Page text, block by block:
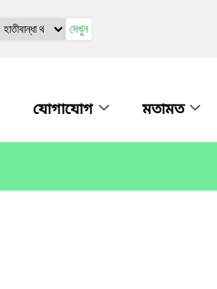
দেখুন
যোগাযোগ মতামত